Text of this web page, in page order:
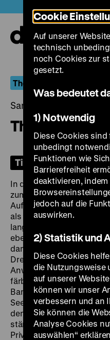
zum
Seiteninhalt
springen
The Lady with the Torch
Samstag, 29. März
The Lady from
Tickets
In den 1940er Jahren
zum größten Star von
Aufsicht von Studioboss
als
love goddess
langen, rotgefärbten
ebendiesem Bild brach
damaligen Ehemann
Dreharbeiten vonThe
Anwesenheit der Presse
färben ließ. Als
Bannister verstrickt sie
Seemann in eine
den Augen ihres reichen
ständiger Beobachtung
Privatdetektivs. Ein
Cookie
Auf unserer
technisch
noch Cookies zur
gesetzt.
Was bedeutet
1) Notwendig
Diese Cookies
unbedingt
Funktionen wie
Barrierefreiheit
deaktivieren, indem
jedoch auf die
auswirken.
2) Statistik und
Diese Cookies
die Nutzungsweise
auf unserer
können wir unser
verbessern und an
Sie können die
Analyse Cookies
auswählen“